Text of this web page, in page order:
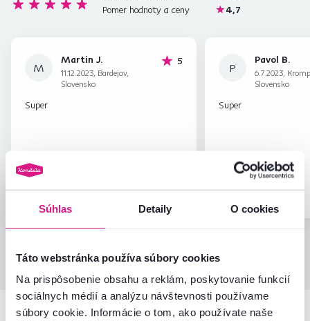
Súhlas Detaily O cookies
Táto webstránka používa súbory cookies
Na prispôsobenie obsahu a reklám, poskytovanie funkcií
sociálnych médií a analýzu návštevnosti používame
súbory cookie. Informácie o tom, ako používate naše
Pomer hodnoty a ceny
4,7
M
Martin J.
11.12.2023, Bardejov,
Slovensko
5hviezdičiek
Super
P
Pavol B.
6.7.2023,
Slovensko
Super
Všetky recenzie